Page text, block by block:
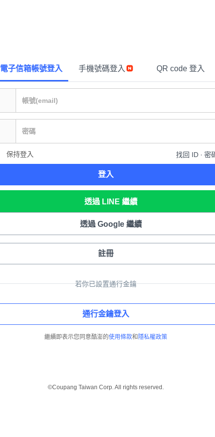
電子信箱帳號登入 手機號碼登入 QR code 登入
保持登入 找回 ID ∙ 密
登入
透過 LINE 繼續
透過 Google 繼續
註冊
若你已設置通行金鑰
通行金鑰登入
繼續即表示您同意酷澎的使用條款和 隱私權政策
©Coupang Taiwan Corp. All rights reserved.